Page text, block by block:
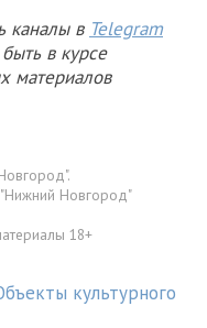
каналы в Telegram
в курсе
материалов
Новгород"
18+
культурного